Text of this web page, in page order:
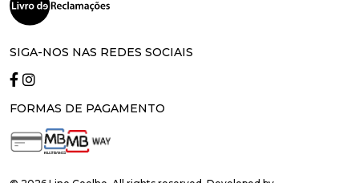
SIGA-NOS NAS REDES SOCIAIS
FORMAS DE PAGAMENTO